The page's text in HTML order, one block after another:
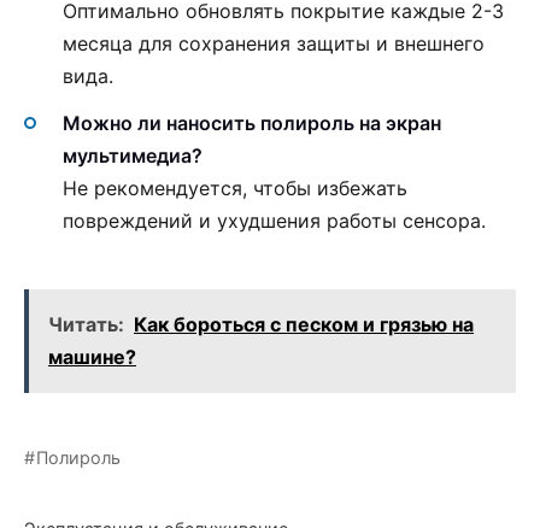
Оптимально обновлять покрытие каждые 2-3
месяца для сохранения защиты и внешнего
вида.
Можно ли наносить полироль на экран
мультимедиа?
Не рекомендуется, чтобы избежать
повреждений и ухудшения работы сенсора.
Читать: Как бороться с песком и грязью на
машине?
Полироль